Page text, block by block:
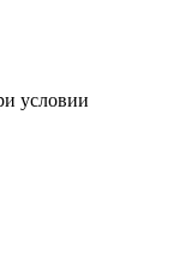
условии